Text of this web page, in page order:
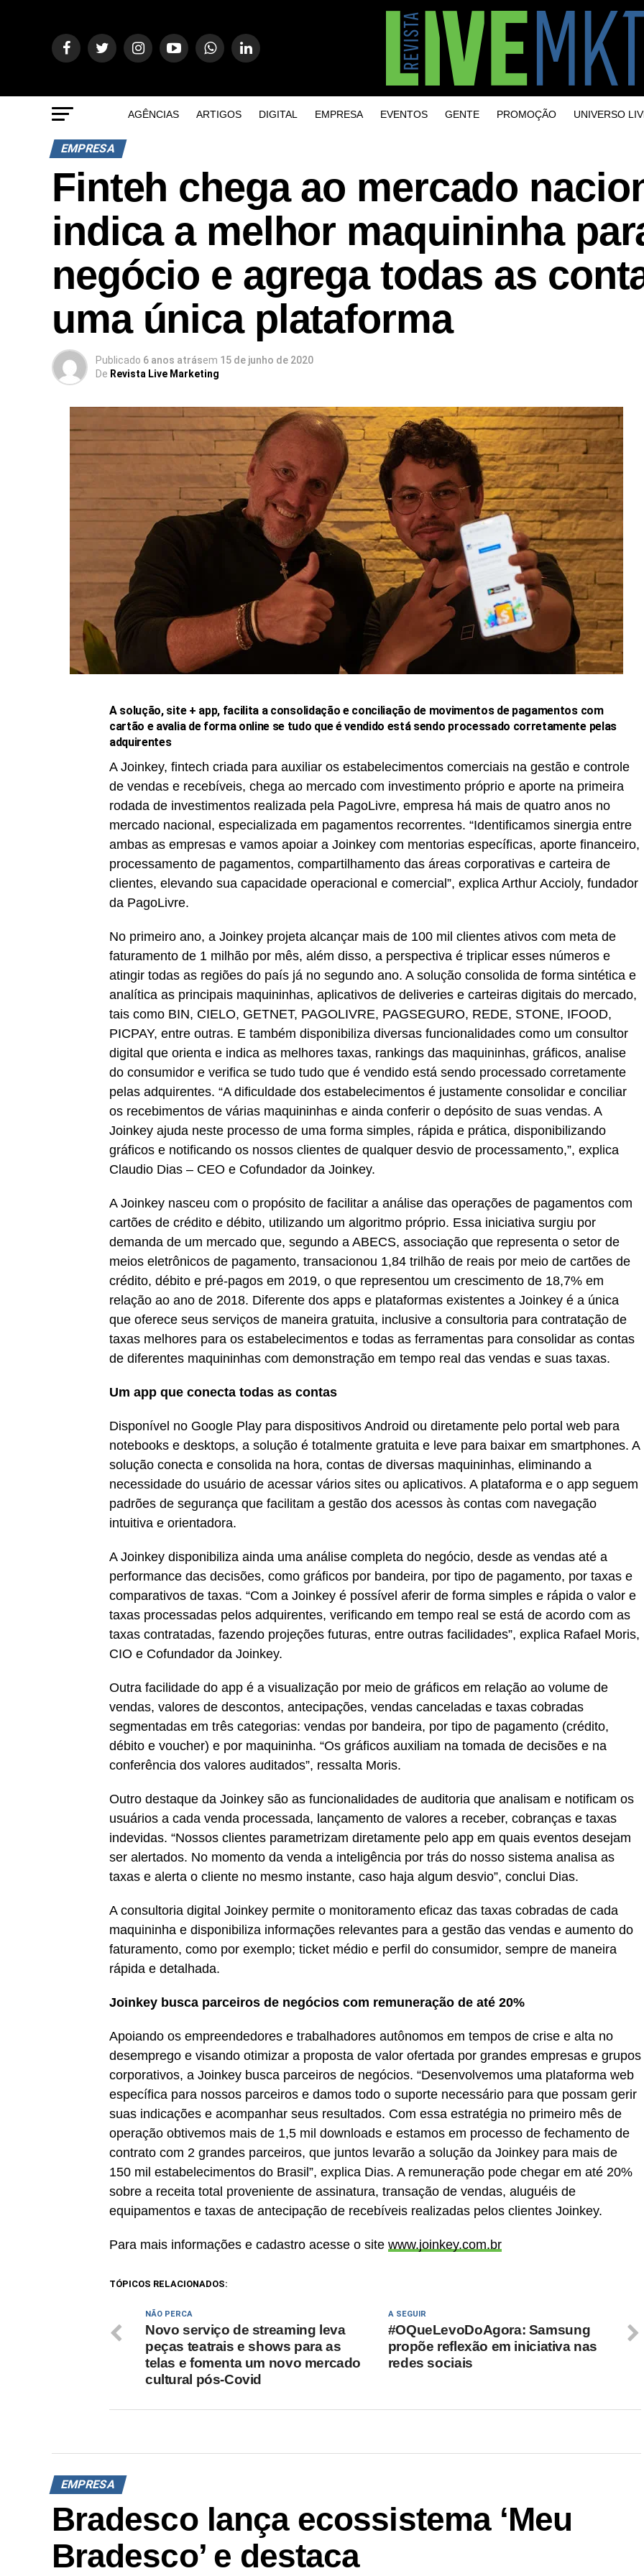
AGÊNCIAS ARTIGOS DIGITAL EMPRESA EVENTOS GENTE PROMOÇÃO UNIVERSO
EMPRESA
Finteh chega ao mercado
indica a melhor maquininha
negócio e agrega todas as
uma única plataforma
Publicado 6 anos atrásem 15 de junho de 2020
De Revista Live Marketing
A solução, site + app, facilita a consolidação e conciliação de movimentos de pagamentos com
cartão e avalia de forma online se tudo que é vendido está sendo processado corretamente pelas
adquirentes
A Joinkey, fintech criada para auxiliar os estabelecimentos comerciais na gestão e controle
de vendas e recebíveis, chega ao mercado com investimento próprio e aporte na primeira
rodada de investimentos realizada pela PagoLivre, empresa há mais de quatro anos no
mercado nacional, especializada em pagamentos recorrentes. “Identificamos sinergia entre
ambas as empresas e vamos apoiar a Joinkey com mentorias específicas, aporte financeiro,
processamento de pagamentos, compartilhamento das áreas corporativas e carteira de
clientes, elevando sua capacidade operacional e comercial”, explica Arthur Accioly, fundador
da PagoLivre.
No primeiro ano, a Joinkey projeta alcançar mais de 100 mil clientes ativos com meta de
faturamento de 1 milhão por mês, além disso, a perspectiva é triplicar esses números e
atingir todas as regiões do país já no segundo ano. A solução consolida de forma sintética e
analítica as principais maquininhas, aplicativos de deliveries e carteiras digitais do mercado,
tais como BIN, CIELO, GETNET, PAGOLIVRE, PAGSEGURO, REDE, STONE, IFOOD,
PICPAY, entre outras. E também disponibiliza diversas funcionalidades como um consultor
digital que orienta e indica as melhores taxas, rankings das maquininhas, gráficos, analise
do consumidor e verifica se tudo tudo que é vendido está sendo processado corretamente
pelas adquirentes. “A dificuldade dos estabelecimentos é justamente consolidar e conciliar
os recebimentos de várias maquininhas e ainda conferir o depósito de suas vendas. A
Joinkey ajuda neste processo de uma forma simples, rápida e prática, disponibilizando
gráficos e notificando os nossos clientes de qualquer desvio de processamento,”, explica
Claudio Dias – CEO e Cofundador da Joinkey.
A Joinkey nasceu com o propósito de facilitar a análise das operações de pagamentos com
cartões de crédito e débito, utilizando um algoritmo próprio. Essa iniciativa surgiu por
demanda de um mercado que, segundo a ABECS, associação que representa o setor de
meios eletrônicos de pagamento, transacionou 1,84 trilhão de reais por meio de cartões de
crédito, débito e pré-pagos em 2019, o que representou um crescimento de 18,7% em
relação ao ano de 2018. Diferente dos apps e plataformas existentes a Joinkey é a única
que oferece seus serviços de maneira gratuita, inclusive a consultoria para contratação de
taxas melhores para os estabelecimentos e todas as ferramentas para consolidar as contas
de diferentes maquininhas com demonstração em tempo real das vendas e suas taxas.
Um app que conecta todas as contas
Disponível no Google Play para dispositivos Android ou diretamente pelo portal web para
notebooks e desktops, a solução é totalmente gratuita e leve para baixar em smartphones. A
solução conecta e consolida na hora, contas de diversas maquininhas, eliminando a
necessidade do usuário de acessar vários sites ou aplicativos. A plataforma e o app seguem
padrões de segurança que facilitam a gestão dos acessos às contas com navegação
intuitiva e orientadora.
A Joinkey disponibiliza ainda uma análise completa do negócio, desde as vendas até a
performance das decisões, como gráficos por bandeira, por tipo de pagamento, por taxas e
comparativos de taxas. “Com a Joinkey é possível aferir de forma simples e rápida o valor e
taxas processadas pelos adquirentes, verificando em tempo real se está de acordo com as
taxas contratadas, fazendo projeções futuras, entre outras facilidades”, explica Rafael Moris,
CIO e Cofundador da Joinkey.
Outra facilidade do app é a visualização por meio de gráficos em relação ao volume de
vendas, valores de descontos, antecipações, vendas canceladas e taxas cobradas
segmentadas em três categorias: vendas por bandeira, por tipo de pagamento (crédito,
débito e voucher) e por maquininha. “Os gráficos auxiliam na tomada de decisões e na
conferência dos valores auditados”, ressalta Moris.
Outro destaque da Joinkey são as funcionalidades de auditoria que analisam e notificam os
usuários a cada venda processada, lançamento de valores a receber, cobranças e taxas
indevidas. “Nossos clientes parametrizam diretamente pelo app em quais eventos desejam
ser alertados. No momento da venda a inteligência por trás do nosso sistema analisa as
taxas e alerta o cliente no mesmo instante, caso haja algum desvio”, conclui Dias.
A consultoria digital Joinkey permite o monitoramento eficaz das taxas cobradas de cada
maquininha e disponibiliza informações relevantes para a gestão das vendas e aumento do
faturamento, como por exemplo; ticket médio e perfil do consumidor, sempre de maneira
rápida e detalhada.
Joinkey busca parceiros de negócios com remuneração de até 20%
Apoiando os empreendedores e trabalhadores autônomos em tempos de crise e alta no
desemprego e visando otimizar a proposta de valor ofertada por grandes empresas e grupos
corporativos, a Joinkey busca parceiros de negócios. “Desenvolvemos uma plataforma web
específica para nossos parceiros e damos todo o suporte necessário para que possam gerir
suas indicações e acompanhar seus resultados. Com essa estratégia no primeiro mês de
operação obtivemos mais de 1,5 mil downloads e estamos em processo de fechamento de
contrato com 2 grandes parceiros, que juntos levarão a solução da Joinkey para mais de
150 mil estabelecimentos do Brasil”, explica Dias. A remuneração pode chegar em até 20%
sobre a receita total proveniente de assinatura, transação de vendas, aluguéis de
equipamentos e taxas de antecipação de recebíveis realizadas pelos clientes Joinkey.
Para mais informações e cadastro acesse o site www.joinkey.com.br
TÓPICOS RELACIONADOS:
A SEGUIR
#OQueLevoDoAgora: Samsung
propõe reflexão em iniciativa nas
redes sociais
NÃO PERCA
Novo serviço de streaming leva
peças teatrais e shows para as
telas e fomenta um novo mercado
cultural pós-Covid
EMPRESA
Bradesco lança ecossistema ‘Meu
Bradesco’ e destaca